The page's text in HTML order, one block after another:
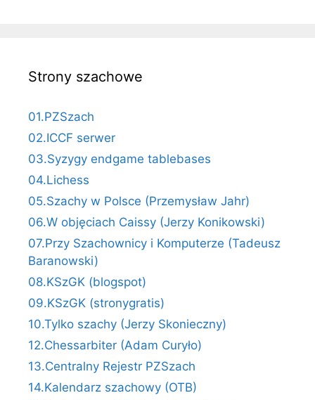
Strony szachowe
01.PZSzach
02.ICCF serwer
03.Syzygy endgame tablebases
04.Lichess
05.Szachy w Polsce (Przemysław Jahr)
06.W objęciach Caissy (Jerzy Konikowski)
07.Przy Szachownicy i Komputerze (Tadeusz
Baranowski)
08.KSzGK (blogspot)
09.KSzGK (stronygratis)
10.Tylko szachy (Jerzy Skonieczny)
12.Chessarbiter (Adam Curyło)
13.Centralny Rejestr PZSzach
14.Kalendarz szachowy (OTB)